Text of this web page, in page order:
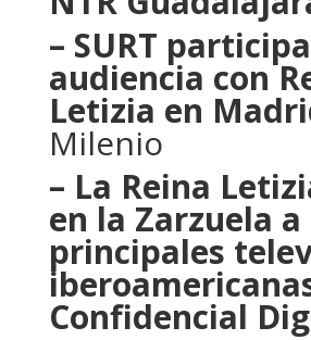
– SURT
audiencia con
Letizia en
Milenio
– La Reina
en la Zarzuela a
principales
Confidencial